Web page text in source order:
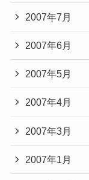
2007年7月
2007年6月
2007年5月
2007年4月
2007年3月
2007年1月